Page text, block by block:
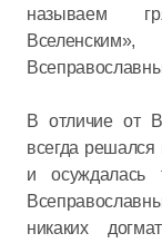
называем
В отличие от
всегда решался
и осуждалась
никаких